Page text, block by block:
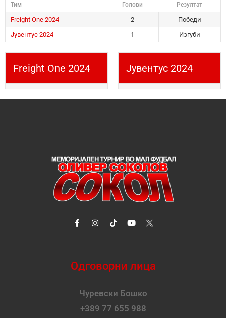
Тим Голови Резултат
Freight One 2024 2
Победи
Јувентус 2024
1 Изгуби
Freight One 2024 Јувентус 2024
Одговорни лица
Чуревски Бошко
+389 77 655 988